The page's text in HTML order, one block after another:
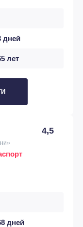
дней
лет
4,5
дней